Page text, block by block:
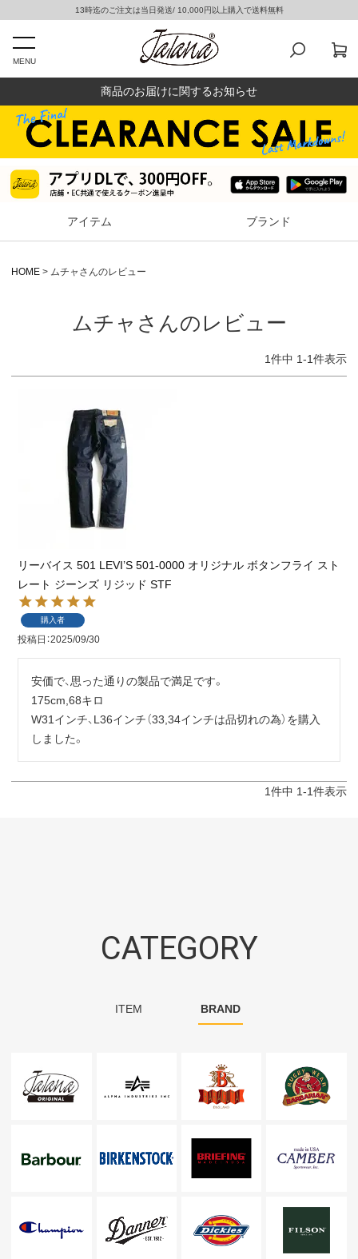
13時迄のご注文は当日発送/ 10,000円以上購入で送料無料
MENU
商品のお届けに関するお知らせ
アイテム ブランド
HOME ムチャさんのレビュー
ムチャさんのレビュー
1件中 1-1件表示
リーバイス 501 LEVI’S 501-0000 オリジナル ボタンフライ スト
レート ジーンズ リジッド STF
購入者
投稿日 2025/09/30
安価で、思った通りの製品で満足です。
175cm,68キロ
W31インチ、L36インチ（33,34インチは品切れの為）を購入
しました。
1件中 1-1件表示
CATEGORY
ITEM BRAND